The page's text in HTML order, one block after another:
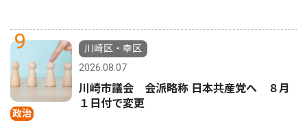
9
政治
川崎区・幸区
2026.08.07
川崎市議会 会派略称 日本共産党へ ８月
１日付で変更